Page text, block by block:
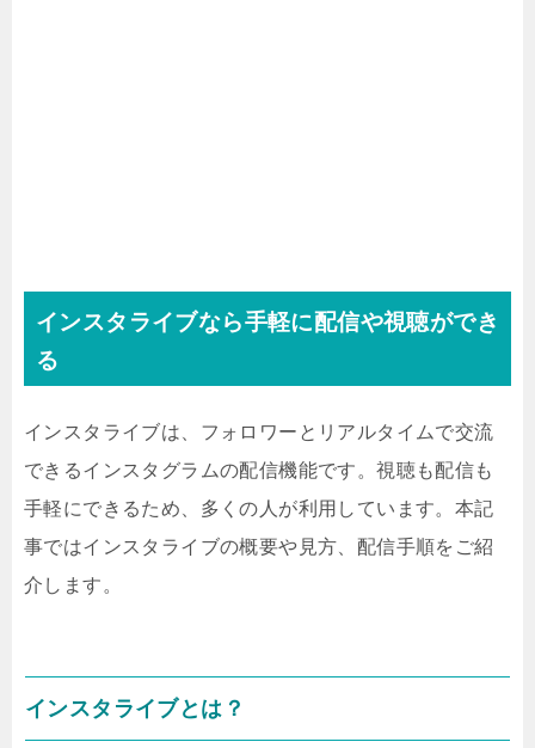
インスタライブなら手軽に配信や視聴ができ
る
インスタライブは、フォロワーとリアルタイムで交流
できるインスタグラムの配信機能です。視聴も配信も
手軽にできるため、多くの人が利用しています。本記
事ではインスタライブの概要や見方、配信手順をご紹
介します。
インスタライブとは？